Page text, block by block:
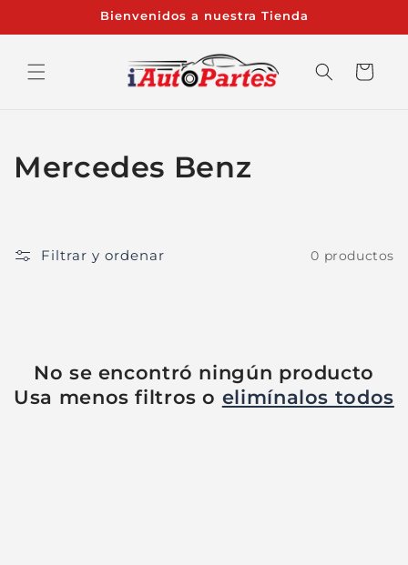
directamente
al contenido
Bienvenidos a nuestra Tienda
Carrito
C
i
Mercedes Benz
Filtrar y ordenar 0 productos
No se encontró ningún producto
Usa menos filtros o elimínalos todos